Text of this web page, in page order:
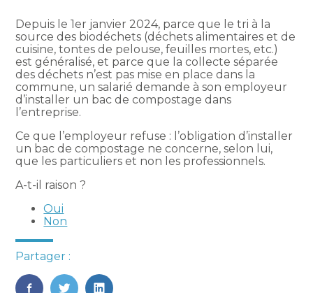
Depuis le 1er janvier 2024, parce que le tri à la
source des biodéchets (déchets alimentaires et de
cuisine, tontes de pelouse, feuilles mortes, etc.)
est généralisé, et parce que la collecte séparée
des déchets n’est pas mise en place dans la
commune, un salarié demande à son employeur
d’installer un bac de compostage dans
l’entreprise.
Ce que l’employeur refuse : l’obligation d’installer
un bac de compostage ne concerne, selon lui,
que les particuliers et non les professionnels.
A-t-il raison ?
Oui
Non
Partager :